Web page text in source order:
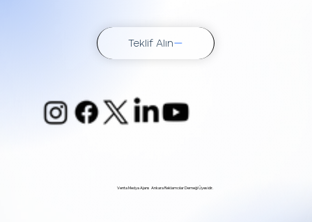
Teklif Alın
Venta Medya Ajans Ankara Reklamcılar Derneği Üyesidir.